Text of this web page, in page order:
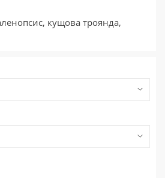
кущова троянда,